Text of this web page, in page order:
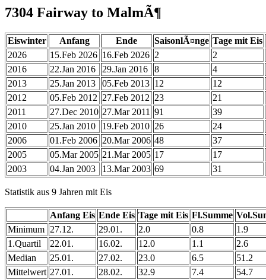
7304 Fairway to MalmÃ¶
Eiswinter Anfang Ende SaisonlÃ¤nge Tage mit Eis
2026
15.Feb 2026 16.Feb 2026 2
2
2016
22.Jan 2016 29.Jan 2016 8
4
2013
25.Jan 2013 05.Feb 2013 12
12
2012
05.Feb 2012 27.Feb 2012 23
21
2011
27.Dec 2010 27.Mar 2011 91
39
2010
25.Jan 2010 19.Feb 2010 26
24
2006
01.Feb 2006 20.Mar 2006 48
37
2005
05.Mar 2005 21.Mar 2005 17
17
2003
04.Jan 2003 13.Mar 2003 69 31
Statistik aus 9 Jahren mit Eis
Anfang Eis Ende Eis Tage mit Eis Fl.Summe
Minimum 27.12. 29.01. 2.0 0.8
1.9
1.Quartil
22.01. 16.02. 12.0 1.1
2.6
Median
25.01. 27.02. 23.0 6.5
51.2
Mittelwert 27.01. 28.02. 32.9 7.4
54.7